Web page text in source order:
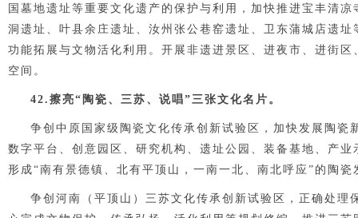
国墓地遗址等重要文化遗产的保护与利用，加快推进宝丰清
洞遗址、叶县余庄遗址 、汝州张公巷窑遗址、卫东蒲城店遗址
功能拓展与文物活化利用。开展非遗进景区、进夜市、进街
空间。
42.擦亮“陶瓷、三苏、说唱”三张文化名片。
争创中原国家级陶瓷文化传承创新试验区，加快发展陶
数字平台、创意园区、研究机构、遗址公园、装备基地、产
形成“南有景德镇、北有平顶山，一南一北、南北呼应”的陶瓷
争创河南（平顶山）三苏文化传承创新试验区，正确处